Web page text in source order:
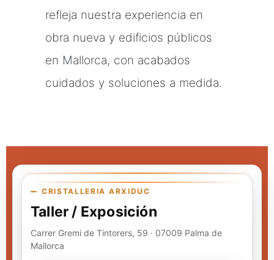
refleja nuestra experiencia en
obra nueva y edificios públicos
en Mallorca, con acabados
cuidados y soluciones a medida.
CRISTALLERIA ARXIDUC
Taller / Exposición
Carrer Gremi de Tintorers, 59 · 07009 Palma de
Mallorca